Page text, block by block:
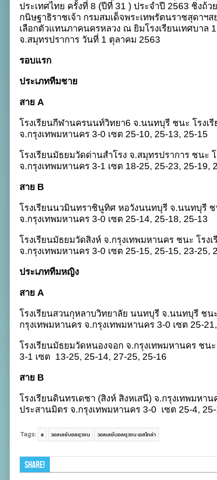
ยาง
เอ
ส
โค
2563
ประเทศไทย ครั้งที่ 8 (ปีที่ 31 ) ประจำปี 2563 ชิงถ้ว
กนิษฐาธิราชเจ้า กรมสมเด็จพระเทพรัตนราชสุดาฯ
เลือกตัวแทนภาคนครหลวง ณ ยิมโรงเรียนเทศบาล
จ.สมุทรปราการ วันที่ 1 ตุลาคม 2563
รอบแรก
ประเภททีมชาย
สาย A
โรงเรียนกีฬานครนนท์วิทยา6 จ.นนทบุรี ชนะ โรงเ
จ.กรุงเทพมหานคร 3-0 เซต 25-10, 25-13, 25-15
โรงเรียนมัธยมวัดด่านสำโรง จ.สมุทรปราการ ชนะ
จ.กรุงเทพมหานคร 3-1 เซต 18-25, 25-23, 25-19,
สาย B
โรงเรียนนวมินทราชินูทิศ หอวังนนทบุรี จ.นนทบุรี ช
จ.กรุงเทพมหานคร 3-0 เซต 25-14, 25-18, 25-13
โรงเรียนมัธยมวัดสิงห์ จ.กรุงเทพมหานคร ชนะ โรง
จ.กรุงเทพมหานคร 3-0 เซต 25-15, 25-15, 23-25,
ประเภททีมหญิง
สาย A
โรงเรียนสวนกุหลาบวิทยาลัย นนทบุรี จ.นนทบุรี ชน
กรุงเทพมหานคร จ.กรุงเทพมหานคร 3-0 เซต 25-
โรงเรียนมัธยมวัดหนองจอก จ.กรุงเทพมหานคร ชน
3-1 เซต 13-25, 25-14, 27-25, 25-16
สาย B
โรงเรียนดินทรเดชา (สิงห์ สิงหเสนี) จ.กรุงเทพมหา
ประสานมิตร จ.กรุงเทพมหานคร 3-0 เซต 25-4,
Tags: a วอลเลย์บอลยุวชน วอลเลย์บอลยุวชน เอสโคล่า
Share!